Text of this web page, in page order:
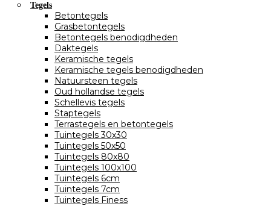
Tegels
Betontegels
Grasbetontegels
Betontegels benodigdheden
Daktegels
Keramische tegels
Keramische tegels benodigdheden
Natuursteen tegels
Oud hollandse tegels
Schellevis tegels
Staptegels
Terrastegels en betontegels
Tuintegels 30x30
Tuintegels 50x50
Tuintegels 80x80
Tuintegels 100x100
Tuintegels 6cm
Tuintegels 7cm
Tuintegels Finess